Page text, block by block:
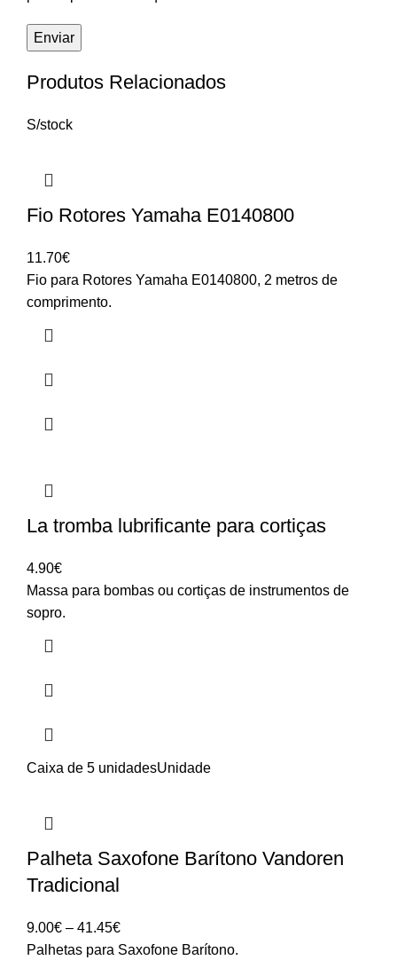
Produtos Relacionados
S/stock
Fio Rotores Yamaha E0140800
11.70€
Fio para Rotores Yamaha E0140800, 2 metros de
comprimento.
La tromba lubrificante para cortiças
4.90€
Massa para bombas ou cortiças de instrumentos de
sopro.
Caixa de 5 unidadesUnidade
Palheta Saxofone Barítono Vandoren
Tradicional
9.00€ – 41.45€Price
range:
Palhetas para Saxofone Barítono.